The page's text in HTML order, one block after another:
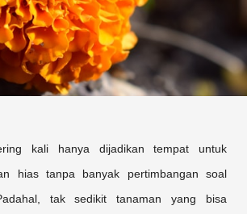
kali hanya dijadikan tempat untuk
hias tanpa banyak pertimbangan soal
tak sedikit tanaman yang bisa